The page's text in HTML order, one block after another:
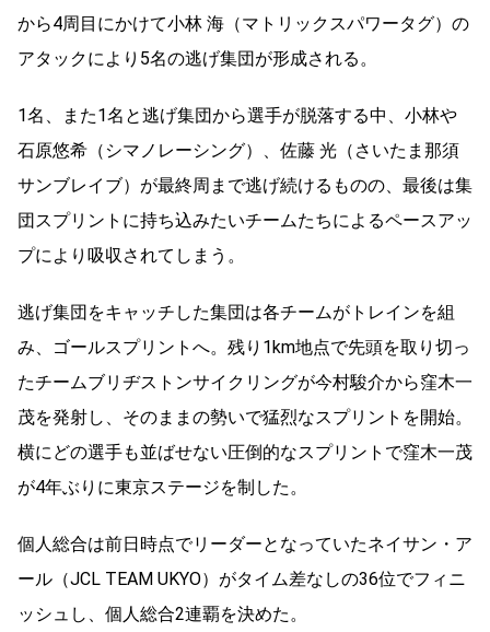
から4周目にかけて小林 海（マトリックスパワータグ）の
アタックにより5名の逃げ集団が形成される。
1名、また1名と逃げ集団から選手が脱落する中、小林や
石原悠希（シマノレーシング）、佐藤 光（さいたま那須
サンブレイブ）が最終周まで逃げ続けるものの、最後は集
団スプリントに持ち込みたいチームたちによるペースアッ
プにより吸収されてしまう。
逃げ集団をキャッチした集団は各チームがトレインを組
み、ゴールスプリントへ。残り1km地点で先頭を取り切っ
たチームブリヂストンサイクリングが今村駿介から窪木一
茂を発射し、そのままの勢いで猛烈なスプリントを開始。
横にどの選手も並ばせない圧倒的なスプリントで窪木一茂
が4年ぶりに東京ステージを制した。
個人総合は前日時点でリーダーとなっていたネイサン・ア
ール（JCL TEAM UKYO）がタイム差なしの36位でフィニ
ッシュし、個人総合2連覇を決めた。